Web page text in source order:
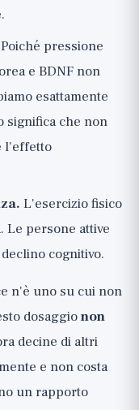
Poiché pressione
e BDNF non
esattamente
significa che non
l'effetto
L'esercizio fisico
Le persone attive
cognitivo.
n'è uno su cui non
dosaggionon
decine di altri
e non costa
un rapporto